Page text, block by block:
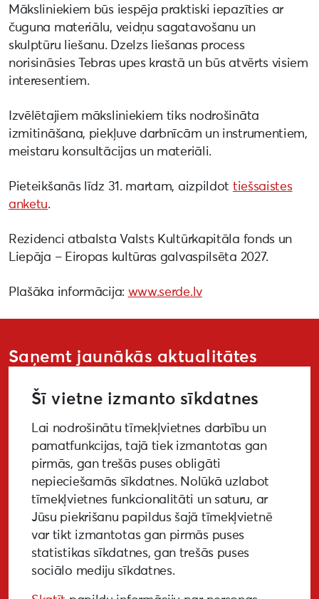
Māksliniekiem būs iespēja praktiski iepazīties ar
čuguna materiālu, veidņu sagatavošanu un
skulptūru liešanu. Dzelzs liešanas process
norisināsies Tebras upes krastā un būs atvērts visiem
interesentiem.
Izvēlētajiem māksliniekiem tiks nodrošināta
izmitināšana, piekļuve darbnīcām un instrumentiem,
meistaru konsultācijas un materiāli.
Pieteikšanās līdz 31. martam, aizpildot tiešsaistes
anketu.
Rezidenci atbalsta Valsts Kultūrkapitāla fonds un
Liepāja – Eiropas kultūras galvaspilsēta 2027.
Plašāka informācija: www.serde.lv
Saņemt jaunākās aktualitātes
PIETEIKTIES
GALERIJA MEDIJIEM LKA PĒTĪJUMS
BUJ NOTIKUŠIE PASĀKUMI
Šī vietne izmanto sīkdatnes
Lai nodrošinātu tīmekļvietnes darbību un
pamatfunkcijas, tajā tiek izmantotas gan
pirmās, gan trešās puses obligāti
nepieciešamās sīkdatnes. Nolūkā uzlabot
tīmekļvietnes funkcionalitāti un saturu, ar
Jūsu piekrišanu papildus šajā tīmekļvietnē
var tikt izmantotas gan pirmās puses
statistikas sīkdatnes, gan trešās puses
sociālo mediju sīkdatnes.